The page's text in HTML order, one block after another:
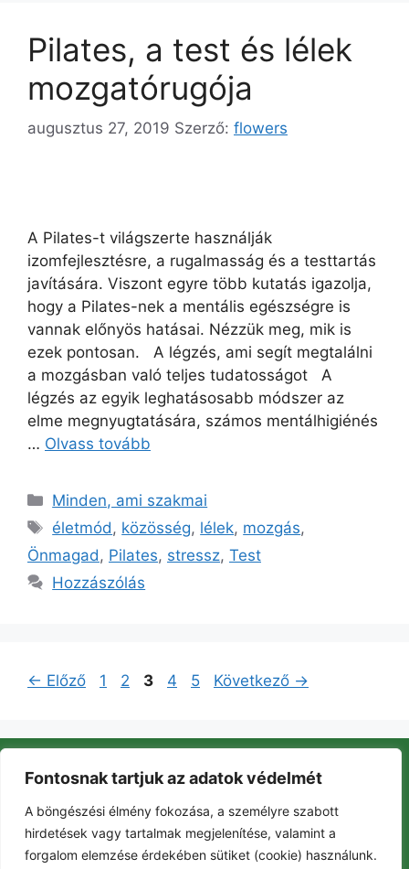
Fontosnak tartjuk az adatok védelmét
A böngészési élmény fokozása, a személyre szabott
hirdetések vagy tartalmak megjelenítése, valamint a
forgalom elemzése érdekében sütiket (cookie) használunk.
Pilates, a test és lélek
mozgatórugója
augusztus 27, 2019 Szerző: flowers
A Pilates-t világszerte használják
izomfejlesztésre, a rugalmasság és a testtartás
javítására. Viszont egyre több kutatás igazolja,
hogy a Pilates-nek a mentális egészségre is
vannak előnyös hatásai. Nézzük meg, mik is
ezek pontosan. A légzés, ami segít megtalálni
a mozgásban való teljes tudatosságot A
légzés az egyik leghatásosabb módszer az
elme megnyugtatására, számos mentálhigiénés
… Olvass tovább
Minden, ami szakmai
életmód, közösség, lélek, mozgás,
Önmagad, Pilates, stressz, Test
Hozzászólás
← Előző 1 2 3 4 5 Következő →
Szolgáltatások
Gyerekeknek
Eseménynaptár
Kapcsolat